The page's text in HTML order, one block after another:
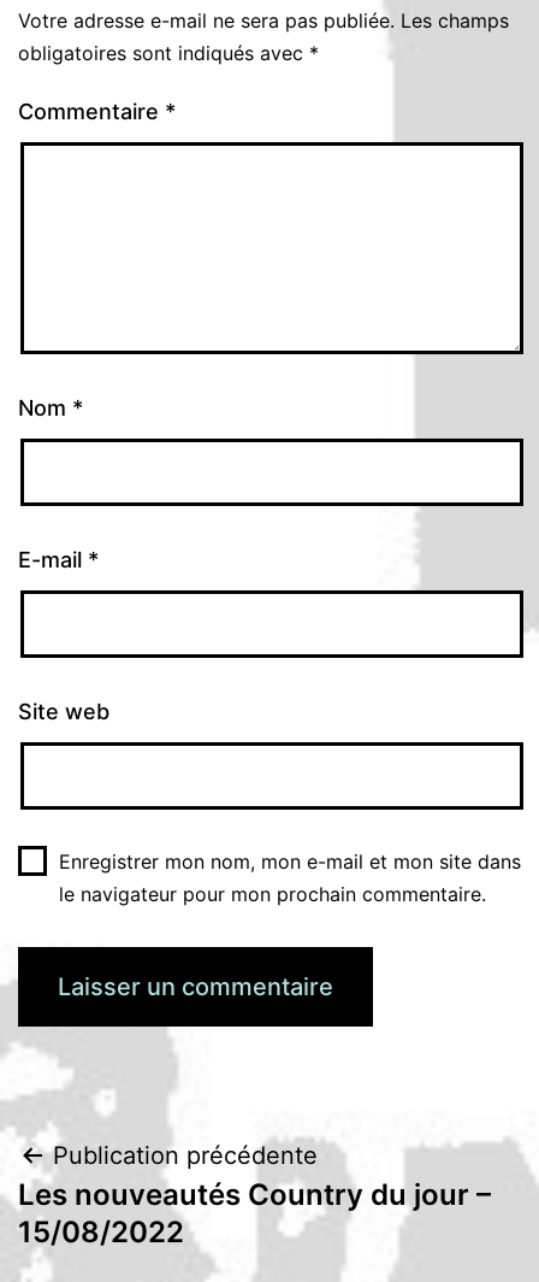
Votre adresse e-mail ne sera pas publiée. Les champs
obligatoires sont indiqués avec *
Commentaire *
Nom *
E-mail *
Site web
Enregistrer mon nom, mon e-mail et mon site dans
le navigateur pour mon prochain commentaire.
Navigation
de
Publication précédente
Les nouveautés Country du jour –
15/08/2022